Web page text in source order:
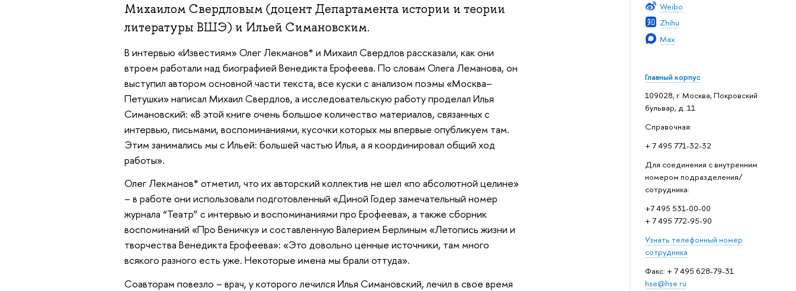
Weibo
Zhihu
Max
Главный корпус
109028, г. Москва, Покровский
бульвар, д. 11
Справочная:
+ 7 495 771-32-32
Для соединения с внутренним
номером подразделения/
сотрудника:
+7 495 531-00-00
+ 7 495 772-95-90
Узнать телефонный номер
сотрудника
Факс: + 7 495 628-79-31
hse@hse.ru
Михаилом Свердловым (доцент Департамента истории и теории
литературы ВШЭ) и Ильей Симановским.
В интервью «Известиям» Олег Лекманов* и Михаил Свердлов рассказали, как они
втроем работали над биографией Венедикта Ерофеева. По словам Олега Леманова, он
выступил автором основной части текста, все куски с анализом поэмы «Москва–
Петушки» написал Михаил Свердлов, а исследовательскую работу проделал Илья
Симановский: «В этой книге очень большое количество материалов, связанных с
интервью, письмами, воспоминаниями, кусочки которых мы впервые опубликуем там.
Этим занимались мы с Ильей: большей частью Илья, а я координировал общий ход
работы».
Олег Лекманов* отметил, что их авторский коллектив не шел «по абсолютной целине»
– в работе они использовали подготовленный «Диной Годер замечательный номер
журнала “Театр” с интервью и воспоминаниями про Ерофеева», а также сборник
воспоминаний «Про Веничку» и составленную Валерием Берлиным «Летопись жизни и
творчества Венедикта Ерофеева»: «Это довольно ценные источники, там много
всякого разного есть уже. Некоторые имена мы брали оттуда».
Соавторам повезло – врач, у которого лечился Илья Симановский, лечил в свое время